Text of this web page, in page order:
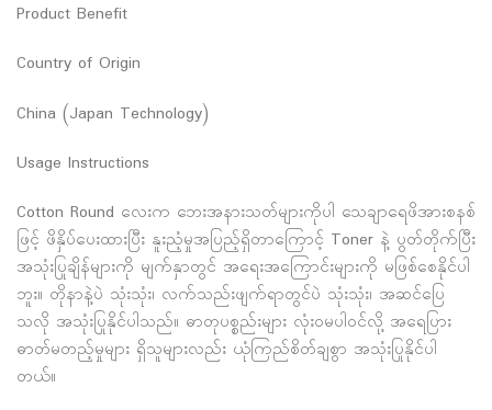
Product Benefit
Country of Origin
China (Japan Technology)
Usage Instructions
Cotton Round လေးက ဘေးအနားသတ်များကိုပါ သေချာရေဖိအားစနစ်
ဖြင့် ဖိနှိပ်ပေးထားပြီး နူးညံ့မှုအပြည့်ရှိတာကြောင့် Toner နဲ့ ပွတ်တိုက်ပြီး
အသုံးပြုချိန်များကို မျက်နှာတွင် အရေးအကြောင်းများကို မဖြစ်စေနိုင်ပါ
ဘူး။ တိုနာနဲ့ပဲ သုံးသုံး၊ လက်သည်းဖျက်ရာတွင်ပဲ သုံးသုံး၊ အဆင်ပြေ
သလို အသုံးပြုနိုင်ပါသည်။ ဓာတုပစ္စည်းများ လုံးဝမပါဝင်လို့ အ‌ရေပြား
ဓာတ်မတည့်မှုများ ရှိသူများလည်း ယုံကြည်စိတ်ချစွာ အသုံးပြုနိုင်ပါ
တယ်။